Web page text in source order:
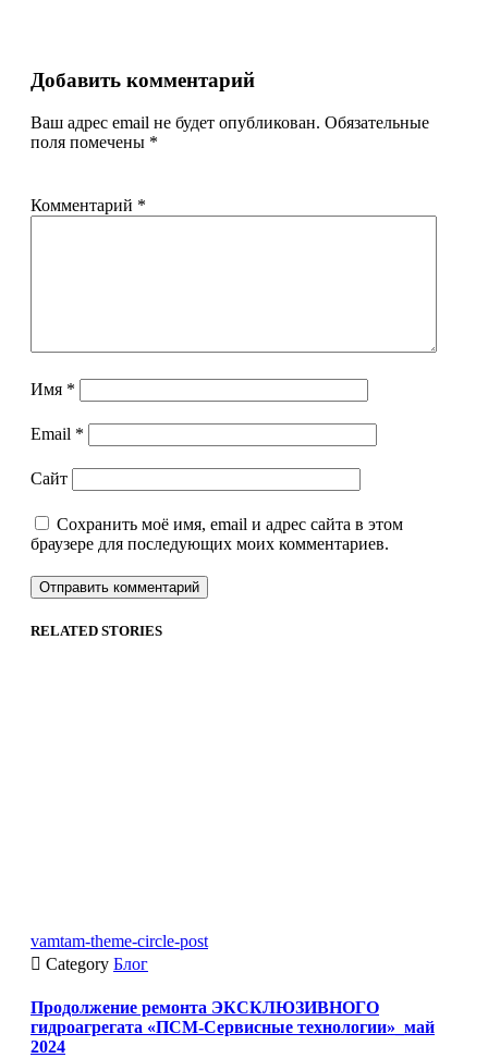
Добавить комментарий
Ваш адрес email не будет опубликован. Обязательные
поля помечены *
Комментарий *
Имя *
Email *
Сайт
Сохранить моё имя, email и адрес сайта в этом
браузере для последующих моих комментариев.
RELATED STORIES
vamtam-theme-circle-post
 Category Блог
Продолжение ремонта ЭКСКЛЮЗИВНОГО
гидроагрегата «ПСМ-Сервисные технологии»_май
2024